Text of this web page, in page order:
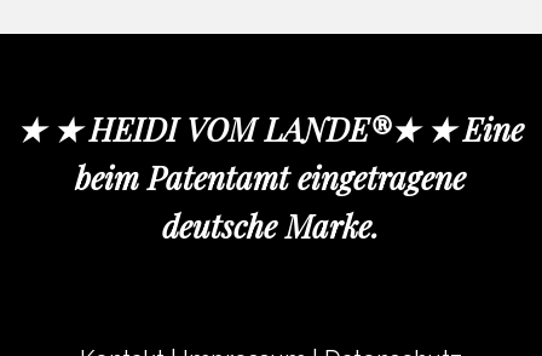
★ ★ HEIDI VOM LANDE®★ ★ Eine
beim Patentamt eingetragene
deutsche Marke.